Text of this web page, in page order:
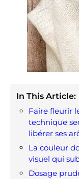
In This Article:
Faire fleurir
technique
libérer ses
La couleur
visuel qui
Dosage